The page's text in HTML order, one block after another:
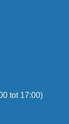
tot 17:00)